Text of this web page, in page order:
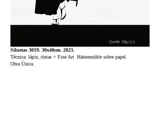
Siluetas 3019. 30x40cm. 2023.
Técnica: lápiz, tintas + Fine Art Hahnemühle sobre papel.
Obra Única.